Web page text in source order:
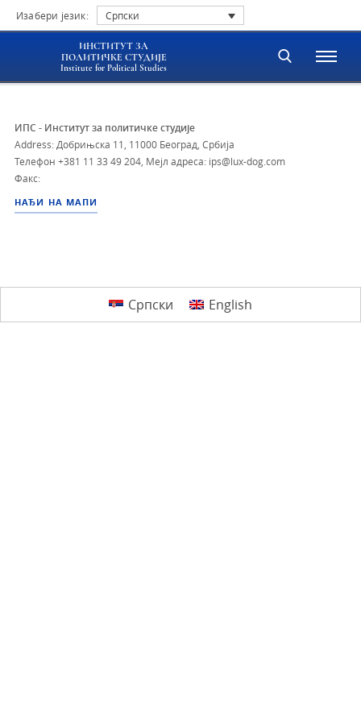
Изабери језик: Српски
ИНСТИТУТ ЗА
ПОЛИТИЧКЕ СТУДИЈЕ
Institute for Political Studies
ИПС - Институт за политичке студије
Address: Добрињска 11, 11000 Београд, Србија
Телефон +381 11 33 49 204 Мејл адреса: ips@lux-dog.com
Факс:
НАЂИ НА МАПИ
Српски English